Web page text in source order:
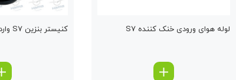
لوله هوای ورودی خنک کننده S7 کنیستر بنزین S7 وارداتی